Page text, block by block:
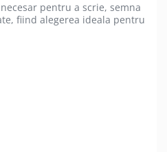
pentru a scrie, semna
fiind alegerea ideala pentru